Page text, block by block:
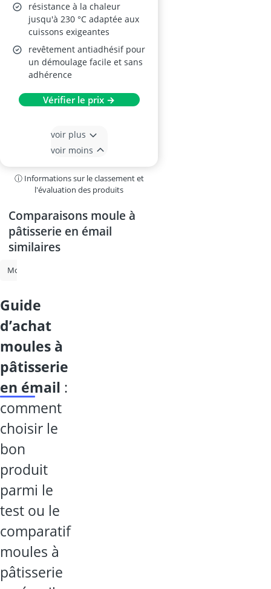
résistance à la chaleur
jusqu'à 230 °C adaptée aux
cuissons exigeantes
revêtement antiadhésif pour
un démoulage facile et sans
adhérence
Vérifier le prix →
voir plus
voir moins
ⓘ Informations sur le classement et
l'évaluation des produits
Comparaisons moule à
pâtisserie en émail
similaires
moule à cake
guide
d’achat
moules à
pâtisserie
en émail :
comment
choisir le
bon
produit
parmi le
test ou le
comparatif
moules à
pâtisserie